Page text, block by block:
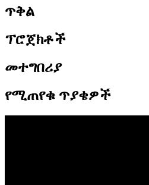
ጥቅል
ፕሮጀክቶች
መተግበሪያ
የሚጠየቁ ጥያቄዎች